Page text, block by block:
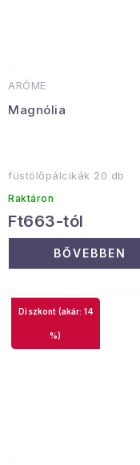
ARÔME
Magnólia
füstölőpálcikák 20 db
Raktáron
Ft663-tól
BŐVEBBEN
(akár: 14
%)